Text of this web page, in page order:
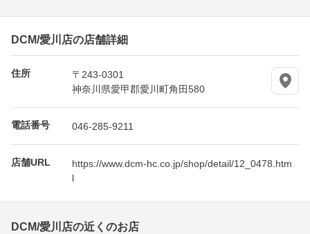
DCM/愛川店の店舗詳細
住所
〒243-0301
神奈川県愛甲郡愛川町角田580
電話番号 046-285-9211
店舗URL
https://www.dcm-hc.co.jp/shop/detail/12_0478.htm
l
DCM/愛川店の近くのお店